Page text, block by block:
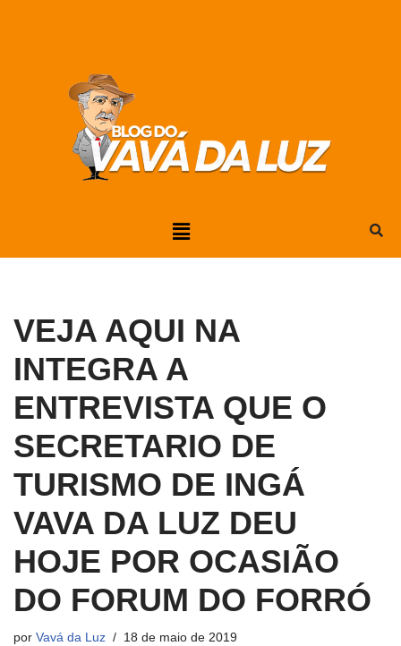
VEJA AQUI NA
INTEGRA A
ENTREVISTA QUE O
SECRETARIO DE
TURISMO DE INGÁ
VAVA DA LUZ DEU
HOJE POR OCASIÃO
DO FORUM DO FORRÓ
por Vavá da Luz 18 de maio de 2019